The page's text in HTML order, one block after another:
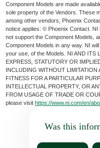
Component Models are made
sole property of the Vendors. These
among other vendors, Phoenix
notice applies: © Phoenix Contact.
not support the Component Models,
Component Models in any way. NI
your use, of the Models. NI AND ITS
EXPRESS, STATUTORY OR
INCLUDING WITHOUT LIMITATION
FITNESS FOR A PARTICULAR
INTELLECTUAL PROPERTY, OR
FROM USAGE OF TRADE OR
please visithttps://www.ni.com/en/
Was this